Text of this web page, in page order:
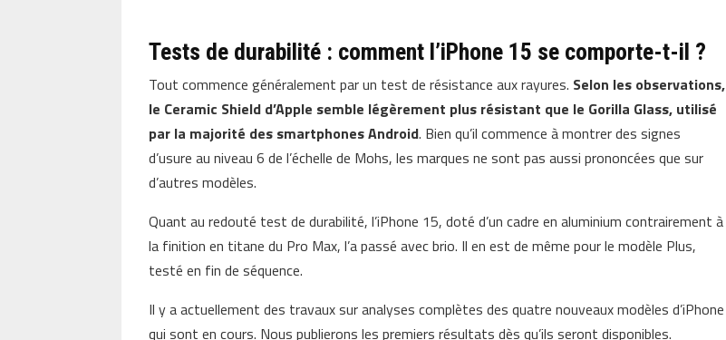
Tests de durabilité : comment l’iPhone 15 se comporte-t-il ?
Tout commence généralement par un test de résistance aux rayures. Selon les observations,
le Ceramic Shield d’Apple semble légèrement plus résistant que le Gorilla Glass, utilisé
par la majorité des smartphones Android. Bien qu’il commence à montrer des signes
d’usure au niveau 6 de l’échelle de Mohs, les marques ne sont pas aussi prononcées que sur
d’autres modèles.
Quant au redouté test de durabilité, l’iPhone 15, doté d’un cadre en aluminium contrairement à
la finition en titane du Pro Max, l’a passé avec brio. Il en est de même pour le modèle Plus,
testé en fin de séquence.
Il y a actuellement des travaux sur analyses complètes des quatre nouveaux modèles d’iPhone
qui sont en cours. Nous publierons les premiers résultats dès qu’ils seront disponibles.